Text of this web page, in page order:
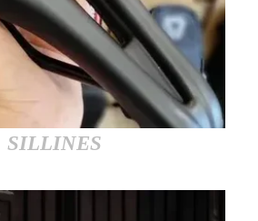
SILLINES